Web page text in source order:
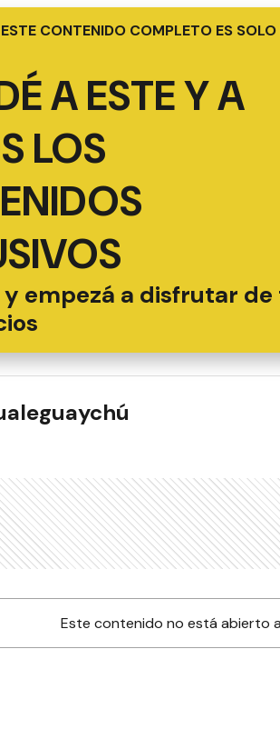
ESTE CONTENIDO COMPLETO ES
A ESTE Y A
LOS
empezá a disfrutar de
Este contenido no está abierto